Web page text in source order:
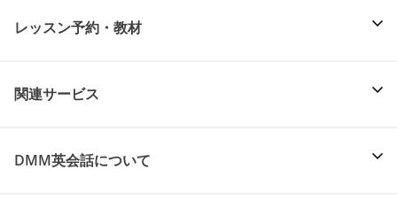
レッスン予約・教材
関連サービス
DMM英会話について